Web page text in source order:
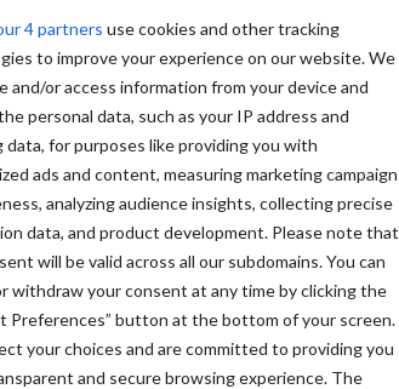
4 partners use cookies and other tracking
to improve your experience on our website. We
and/or access information from your device and
personal data, such as your IP address and
data, for purposes like providing you with
ads and content, measuring marketing campaign
analyzing audience insights, collecting precise
data, and product development. Please note that
will be valid across all our subdomains. You can
withdraw your consent at any time by clicking the
Preferences” button at the bottom of your screen.
your choices and are committed to providing you
and secure browsing experience. The
app
volgen, meldingen ontvangen en
kan de veehouder live de status van
van producten beheren via de
doordat de veehouder een melding krijgt
onder de pomp, een situatie die in de
en opgelost, zonder